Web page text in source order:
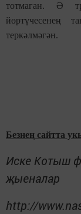
тотмаган. Ә
йөртүчесенең
теркәлмәгән.
Безнең сайтта
Иске Котыш
җыеналар
http://